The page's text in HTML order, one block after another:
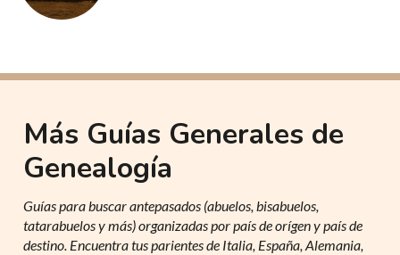
Más Guías Generales de
Genealogía
Guías para buscar antepasados (abuelos, bisabuelos,
tatarabuelos y más) organizadas por país de orígen y país de
destino. Encuentra tus parientes de Italia, España, Alemania,